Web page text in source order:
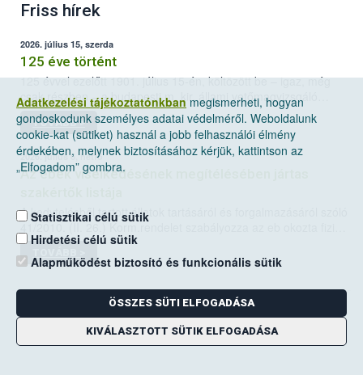
Friss hírek
2026. július 15, szerda
125 éve történt
125 évvel ezelőtt 1901. július 15-én, költözött be – igaz, még
csak részben – a budapesti m. kir. állami vetőmagvizsgáló
állomás a Kis Rókus utca 15. szám alatti, Czigler Győző által
tervezett új épületébe.
TOVÁBB >
2026. július 6, hétfő
Az ebek viselkedésének megítélésében jártas
A kedvtelésből tartott állatok tartásáról és forgalmazásáról szóló
41/2010. (II. 26.) Korm.rendelet szabályozza az eb okozta fizikai
sérülés, illetve ennek veszélye keletkezésekor felmerülő
hatósági feladatokat, valamint a veszélyes eb tartását és annak
engedélyezését. Ezen eljárások során szükség esetén be kell
vonni az ebek viselkedésének megítélésében jártas szakértőt.
Adatkezelési tájékoztatónkban megismerheti, hogyan
gondoskodunk személyes adatai védelméről. Weboldalunk
cookie-kat (sütiket) használ a jobb felhasználói élmény
érdekében, melynek biztosításához kérjük, kattintson az
„Elfogadom” gombra.
Statisztikai célú sütik
Hirdetési célú sütik
Alapműködést biztosító és funkcionális sütik
ÖSSZES SÜTI ELFOGADÁSA
KIVÁLASZTOTT SÜTIK ELFOGADÁSA